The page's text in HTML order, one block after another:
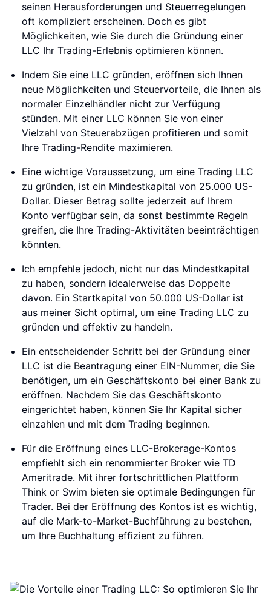
seinen Herausforderungen und Steuerregelungen
oft kompliziert erscheinen. Doch es gibt
Möglichkeiten, wie Sie durch die Gründung einer
LLC Ihr Trading-Erlebnis optimieren können.
Indem Sie eine LLC gründen, eröffnen sich Ihnen
neue Möglichkeiten und Steuervorteile, die Ihnen als
normaler Einzelhändler nicht zur Verfügung
stünden. Mit einer LLC können Sie von einer
Vielzahl von Steuerabzügen profitieren und somit
Ihre Trading-Rendite maximieren.
Eine wichtige Voraussetzung, um eine Trading LLC
zu gründen, ist ein Mindestkapital von 25.000 US-
Dollar. Dieser Betrag sollte jederzeit auf Ihrem
Konto verfügbar sein, da sonst bestimmte Regeln
greifen, die Ihre Trading-Aktivitäten beeinträchtigen
könnten.
Ich empfehle jedoch, nicht nur das Mindestkapital
zu haben, sondern idealerweise das Doppelte
davon. Ein Startkapital von 50.000 US-Dollar ist
aus meiner Sicht optimal, um eine Trading LLC zu
gründen und effektiv zu handeln.
Ein entscheidender Schritt bei der Gründung einer
LLC ist die Beantragung einer EIN-Nummer, die Sie
benötigen, um ein Geschäftskonto bei einer Bank zu
eröffnen. Nachdem Sie das Geschäftskonto
eingerichtet haben, können Sie Ihr Kapital sicher
einzahlen und mit dem Trading beginnen.
Für die Eröffnung eines LLC-Brokerage-Kontos
empfiehlt sich ein renommierter Broker wie TD
Ameritrade. Mit ihrer fortschrittlichen Plattform
Think or Swim bieten sie optimale Bedingungen für
Trader. Bei der Eröffnung des Kontos ist es wichtig,
auf die Mark-to-Market-Buchführung zu bestehen,
um Ihre Buchhaltung effizient zu führen.